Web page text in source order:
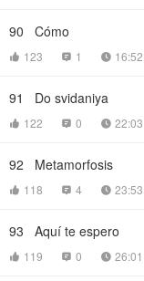
90 Cómo
 123  1  16:52
91 Do svidaniya
 122  0  22:03
92 Metamorfosis
 118  4  23:53
93 Aquí te espero
 119  0  26:01